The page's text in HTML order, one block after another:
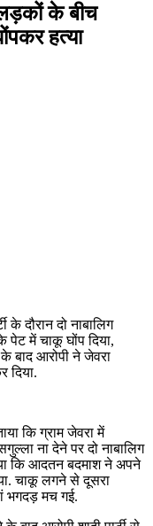
लड़कों के बीच
हत्या
के दौरान दो नाबालिग
पेट में चाकू घोंप दिया,
बाद आरोपी ने जेवरा
दिया.
कि ग्राम जेवरा में
ना देने पर दो नाबालिग
कि आदतन बदमाश ने अपने
चाकू लगने से दूसरा
भगदड़ मच गई.